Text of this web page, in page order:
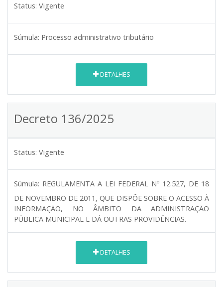
Status: Vigente
Súmula: Processo administrativo tributário
DETALHES
Decreto 136/2025
Status: Vigente
Súmula: REGULAMENTA A LEI FEDERAL Nº 12.527, DE 18
DE NOVEMBRO DE 2011, QUE DISPÕE SOBRE O ACESSO À
INFORMAÇÃO, NO ÂMBITO DA ADMINISTRAÇÃO
PÚBLICA MUNICIPAL E DÁ OUTRAS PROVIDÊNCIAS.
DETALHES